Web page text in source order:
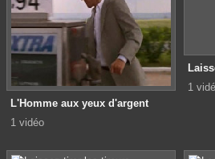
L'Homme aux yeux d'argent
1 vidéo
1